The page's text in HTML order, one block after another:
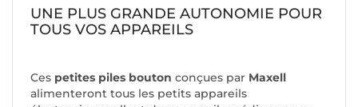
UNE PLUS GRANDE AUTONOMIE POUR
TOUS VOS APPAREILS
Ces petites piles bouton conçues par Maxell
alimenteront tous les petits appareils